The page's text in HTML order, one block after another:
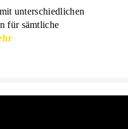
unterschiedlichen
für sämtliche